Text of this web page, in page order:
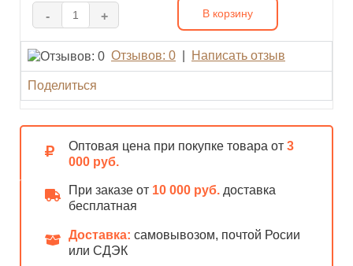
- + В корзину
Отзывов: 0 Написать отзыв
Поделиться
Оптовая цена при покупке товара от 3
000 руб.
При заказе от 10 000 руб. доставка
бесплатная
Доставка: самовывозом, почтой Росии
или СДЭК